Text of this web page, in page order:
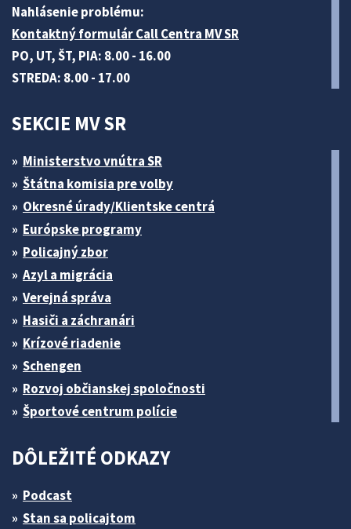
Nahlásenie problému:
Kontaktný formulár Call Centra MV SR
PO, UT, ŠT, PIA: 8.00 - 16.00
STREDA: 8.00 - 17.00
SEKCIE MV SR
Ministerstvo vnútra SR
Štátna komisia pre volby
Okresné úrady/Klientske centrá
Európske programy
Policajný zbor
Azyl a migrácia
Verejná správa
Hasiči a záchranári
Krízové riadenie
Schengen
Rozvoj občianskej spoločnosti
Športové centrum polície
DÔLEŽITÉ ODKAZY
Podcast
Stan sa policajtom